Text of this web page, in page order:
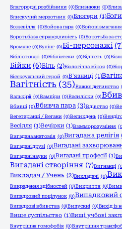
Благородні розбійники (0)Близнюки (0)
Блискучий мерзотник (0)Блогери (1)
Божевілля (0)Бойова пара (0)Бойові змагання
Боротьба за справедливість (0)Боротьба за
Броманс (0)Булінг (0)Бі-персонажі
Бібліотекарі (0)Бібліотеки (0)Бідність (0)
Бійки (6)Біль (2)Біологічна зброя (0)
Бісексуальний герой (0)В'язниці (1)
Вагітність (35)Важке дитинство
Валькірії (0)Вампіри (0)Василіски (0)
Вбивці (0)Вбивча пара (3)Вдівство (0)
Вегетаріанці / Вегани (0)Великдень (0)
Весілля (1)Вечірки (1)Взаєморозуміння
Вигадана анатомія (0)Вигадана релігія
Вигадані друзі (0)Вигадані
Вигадані науки (0)Вигадані професії (1)
Вигадані створіння (7)Вигнанці
Викладач / Учень (2)Викладачі (0)
Викрадення здібностей (0)Викриття (0)
Випадковий поцілунок (0)Випадковий
Випадкові вбивства (0)Випускні (0)Вихід із
Вище суспільство (1)Вищі учбові
Внутрішня гомофобія (0)Внутрішня